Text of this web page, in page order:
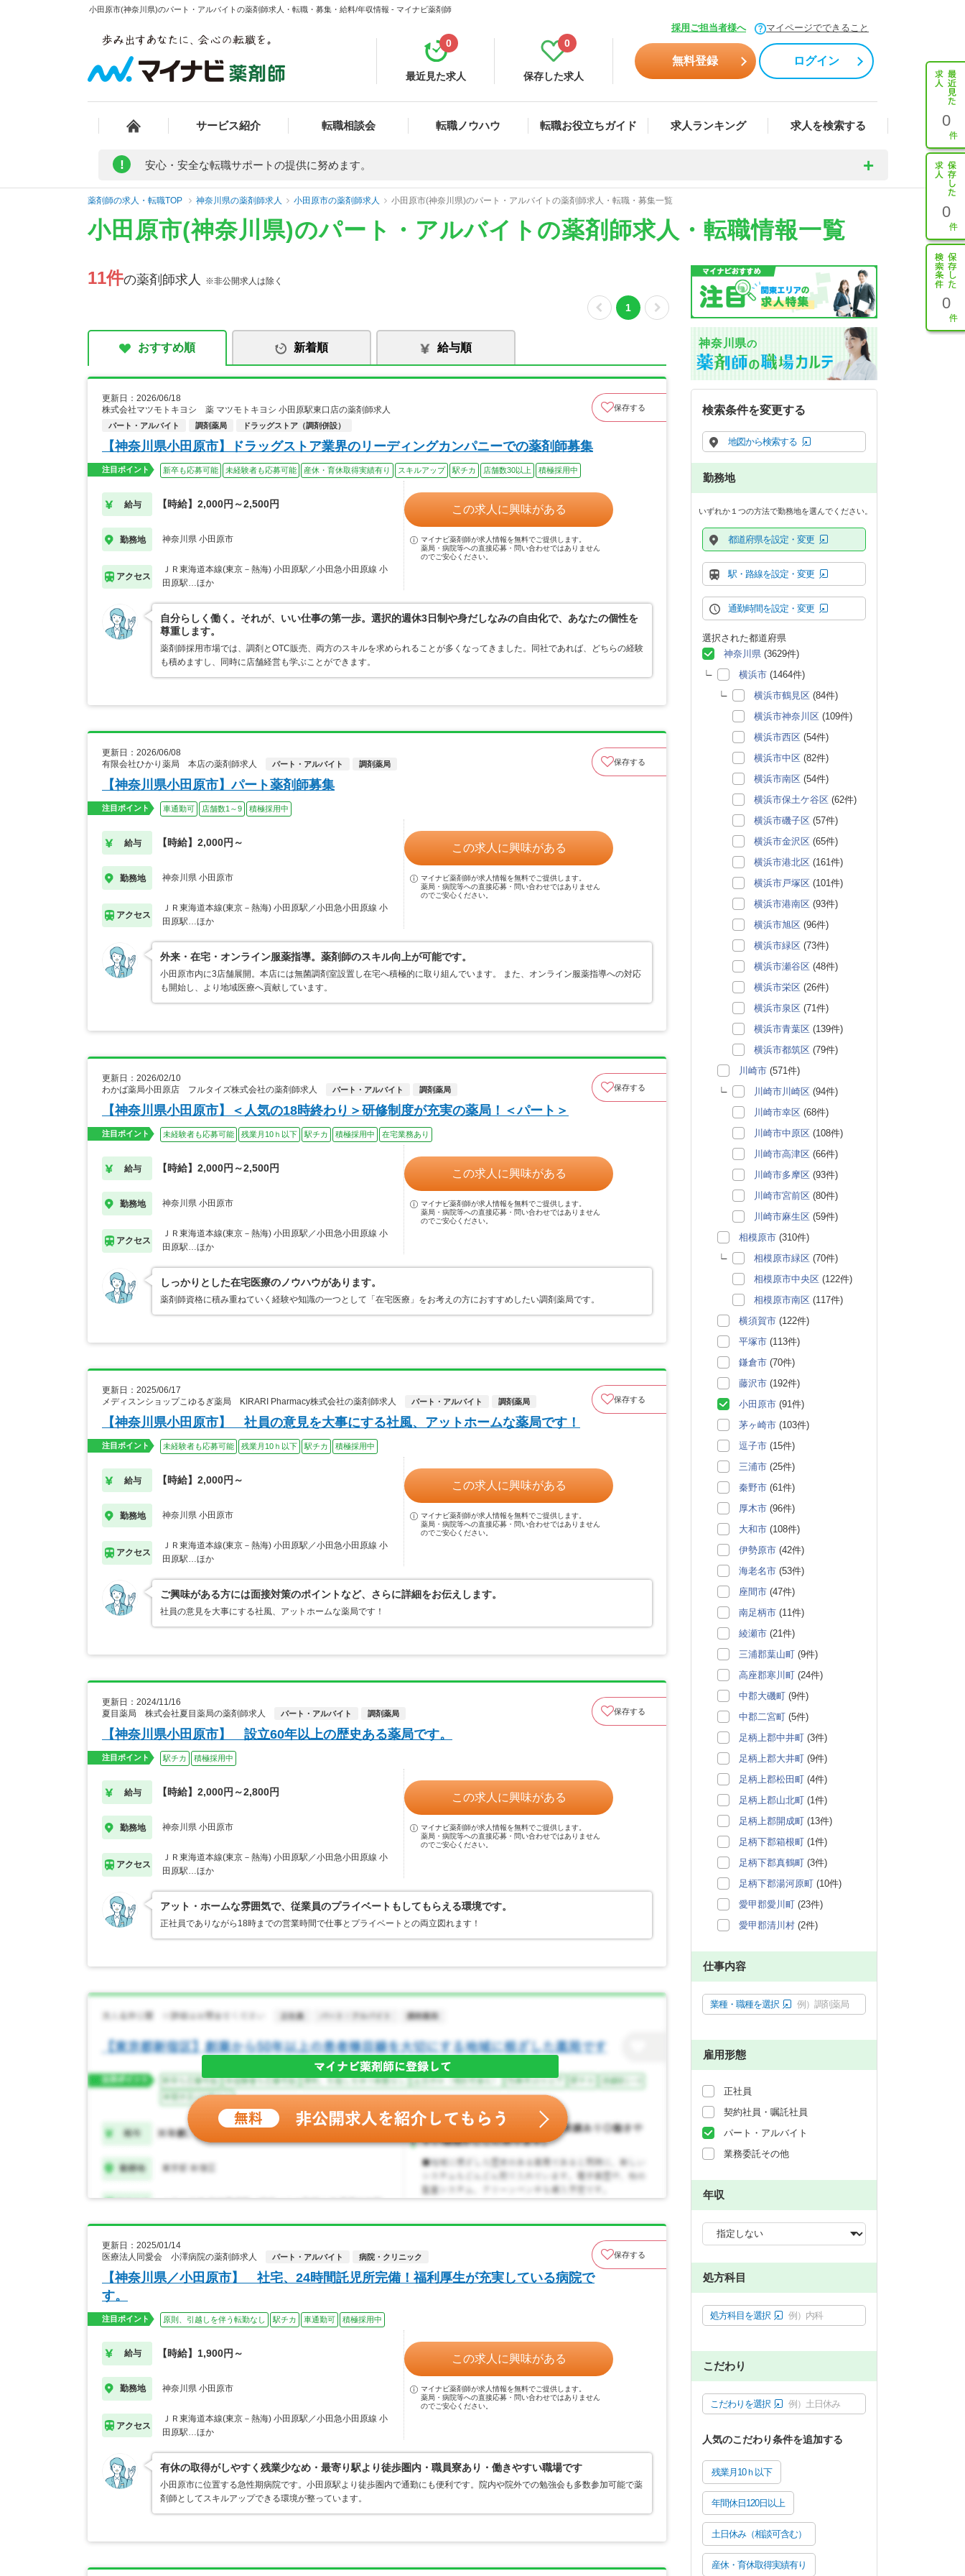
小田原市(神奈川県)のパート・アルバイトの薬剤師求人・転職・募集・給料/年収情報 - マイナビ薬剤師
採用ご担当者様へ マイページでできること
最近見た求人
0
保存した求人
0
無料登録 ログイン
サービス紹介 転職相談会 転職ノウハウ 転職お役立ちガイド 求人ランキング 求人を検索する 0
0
0
! 安心・安全な転職サポートの提供に努めます。
薬剤師の求人・転職TOP 神奈川県の薬剤師求人 小田原市の薬剤師求人 小田原市(神奈川県)のパート・アルバイトの薬剤師求人・転職・募集一覧
小田原市(神奈川県)のパート・アルバイトの薬剤師求人・転職情報一覧
11件の薬剤師求人 ※非公開求人は除く
1
おすすめ順 新着順 給与順
更新日：2026/06/18
株式会社マツモトキヨシ 薬 マツモトキヨシ 小田原駅東口店の薬剤師求人
パート・アルバイト 調剤薬局 ドラッグストア（調剤併設）
保存する
【神奈川県小田原市】ドラッグストア業界のリーディングカンパニーでの薬剤師募集
注目ポイント 新卒も応募可能 未経験者も応募可能 産休・育休取得実績有り スキルアップ 駅チカ 店舗数30以上 積極採用中
給与 【時給】2,000円～2,500円
勤務地 神奈川県 小田原市
アクセス
ＪＲ東海道本線(東京－熱海) 小田原駅／小田急小田原線 小
田原駅…ほか
この求人に興味がある
マイナビ薬剤師が求人情報を無料でご提供します。
薬局・病院等への直接応募・問い合わせではありません
のでご安心ください。
自分らしく働く。それが、いい仕事の第一歩。選択的週休3日制や身だしなみの自由化で、あなたの個性を
尊重します。
薬剤師採用市場では、調剤とOTC販売、両方のスキルを求められることが多くなってきました。同社であれば、どちらの経験
も積めますし、同時に店舗経営も学ぶことができます。
更新日：2026/06/08
有限会社ひかり薬局 本店の薬剤師求人
パート・アルバイト 調剤薬局 保存する
【神奈川県小田原市】パート薬剤師募集
注目ポイント 車通勤可 店舗数1～9 積極採用中
給与 【時給】2,000円～
勤務地 神奈川県 小田原市
アクセス
ＪＲ東海道本線(東京－熱海) 小田原駅／小田急小田原線 小
田原駅…ほか
この求人に興味がある
マイナビ薬剤師が求人情報を無料でご提供します。
薬局・病院等への直接応募・問い合わせではありません
のでご安心ください。
外来・在宅・オンライン服薬指導。薬剤師のスキル向上が可能です。
小田原市内に3店舗展開。本店には無菌調剤室設置し在宅へ積極的に取り組んでいます。 また、オンライン服薬指導への対応
も開始し、より地域医療へ貢献しています。
更新日：2026/02/10
わかば薬局小田原店 フルタイズ株式会社の薬剤師求人
パート・アルバイト 調剤薬局 保存する
【神奈川県小田原市】＜人気の18時終わり＞研修制度が充実の薬局！＜パート＞
注目ポイント 未経験者も応募可能 残業月10ｈ以下 駅チカ 積極採用中 在宅業務あり
給与 【時給】2,000円～2,500円
勤務地 神奈川県 小田原市
アクセス
ＪＲ東海道本線(東京－熱海) 小田原駅／小田急小田原線 小
田原駅…ほか
この求人に興味がある
マイナビ薬剤師が求人情報を無料でご提供します。
薬局・病院等への直接応募・問い合わせではありません
のでご安心ください。
しっかりとした在宅医療のノウハウがあります。
薬剤師資格に積み重ねていく経験や知識の一つとして「在宅医療」をお考えの方におすすめしたい調剤薬局です。
更新日：2025/06/17
メディスンショップこゆるぎ薬局 KIRARI Pharmacy株式会社の薬剤師求人
パート・アルバイト 調剤薬局 保存する
【神奈川県小田原市】 社員の意見を大事にする社風、アットホームな薬局です！
注目ポイント 未経験者も応募可能 残業月10ｈ以下 駅チカ 積極採用中
給与 【時給】2,000円～
勤務地 神奈川県 小田原市
アクセス
ＪＲ東海道本線(東京－熱海) 小田原駅／小田急小田原線 小
田原駅…ほか
この求人に興味がある
マイナビ薬剤師が求人情報を無料でご提供します。
薬局・病院等への直接応募・問い合わせではありません
のでご安心ください。
ご興味がある方には面接対策のポイントなど、さらに詳細をお伝えします。
社員の意見を大事にする社風、アットホームな薬局です！
更新日：2024/11/16
夏目薬局 株式会社夏目薬局の薬剤師求人
パート・アルバイト 調剤薬局 保存する
【神奈川県小田原市】 設立60年以上の歴史ある薬局です。
注目ポイント 駅チカ 積極採用中
給与 【時給】2,000円～2,800円
勤務地 神奈川県 小田原市
アクセス
ＪＲ東海道本線(東京－熱海) 小田原駅／小田急小田原線 小
田原駅…ほか
この求人に興味がある
マイナビ薬剤師が求人情報を無料でご提供します。
薬局・病院等への直接応募・問い合わせではありません
のでご安心ください。
アット・ホームな雰囲気で、従業員のプライベートもしてもらえる環境です。
正社員でありながら18時までの営業時間で仕事とプライベートとの両立図れます！
更新日：2025/01/14
医療法人同愛会 小澤病院の薬剤師求人
パート・アルバイト 病院・クリニック 保存する
【神奈川県／小田原市】 社宅、24時間託児所完備！福利厚生が充実している病院で
す。
注目ポイント 原則、引越しを伴う転勤なし 駅チカ 車通勤可 積極採用中
給与 【時給】1,900円～
勤務地 神奈川県 小田原市
アクセス
ＪＲ東海道本線(東京－熱海) 小田原駅／小田急小田原線 小
田原駅…ほか
この求人に興味がある
マイナビ薬剤師が求人情報を無料でご提供します。
薬局・病院等への直接応募・問い合わせではありません
のでご安心ください。
有休の取得がしやすく残業少なめ・最寄り駅より徒歩圏内・職員寮あり・働きやすい職場です
小田原市に位置する急性期病院です。小田原駅より徒歩圏内で通勤にも便利です。院内や院外での勉強会も多数参加可能で薬
剤師としてスキルアップできる環境が整っています。
神奈川県の
検索条件を変更する
地図から検索する
勤務地
いずれか１つの方法で勤務地を選んでください。
都道府県を設定・変更
駅・路線を設定・変更
通勤時間を設定・変更
選択された都道府県
神奈川県 (3629件)
横浜市 (1464件)
横浜市鶴見区 (84件)
横浜市神奈川区 (109件)
横浜市西区 (54件)
横浜市中区 (82件)
横浜市南区 (54件)
横浜市保土ケ谷区 (62件)
横浜市磯子区 (57件)
横浜市金沢区 (65件)
横浜市港北区 (161件)
横浜市戸塚区 (101件)
横浜市港南区 (93件)
横浜市旭区 (96件)
横浜市緑区 (73件)
横浜市瀬谷区 (48件)
横浜市栄区 (26件)
横浜市泉区 (71件)
横浜市青葉区 (139件)
横浜市都筑区 (79件)
川崎市 (571件)
川崎市川崎区 (94件)
川崎市幸区 (68件)
川崎市中原区 (108件)
川崎市高津区 (66件)
川崎市多摩区 (93件)
川崎市宮前区 (80件)
川崎市麻生区 (59件)
相模原市 (310件)
相模原市緑区 (70件)
相模原市中央区 (122件)
相模原市南区 (117件)
横須賀市 (122件)
平塚市 (113件)
鎌倉市 (70件)
藤沢市 (192件)
小田原市 (91件)
茅ヶ崎市 (103件)
逗子市 (15件)
三浦市 (25件)
秦野市 (61件)
厚木市 (96件)
大和市 (108件)
伊勢原市 (42件)
海老名市 (53件)
座間市 (47件)
南足柄市 (11件)
綾瀬市 (21件)
三浦郡葉山町 (9件)
高座郡寒川町 (24件)
中郡大磯町 (9件)
中郡二宮町 (5件)
足柄上郡中井町 (3件)
足柄上郡大井町 (9件)
足柄上郡松田町 (4件)
足柄上郡山北町 (1件)
足柄上郡開成町 (13件)
足柄下郡箱根町 (1件)
足柄下郡真鶴町 (3件)
足柄下郡湯河原町 (10件)
愛甲郡愛川町 (23件)
愛甲郡清川村 (2件)
仕事内容
業種・職種を選択 例）調剤薬局
雇用形態
正社員
契約社員・嘱託社員
パート・アルバイト
業務委託その他
年収
処方科目
処方科目を選択 例）内科
こだわり
こだわりを選択 例）土日休み
人気のこだわり条件を追加する
残業月10ｈ以下
年間休日120日以上
土日休み（相談可含む）
産休・育休取得実績有り